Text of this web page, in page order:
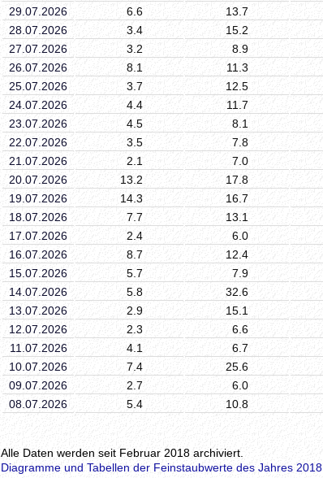
29.07.2026
6.6 13.7
28.07.2026
3.4 15.2
27.07.2026
3.2 8.9
26.07.2026
8.1 11.3
25.07.2026
3.7 12.5
24.07.2026
4.4 11.7
23.07.2026
4.5 8.1
22.07.2026
3.5 7.8
21.07.2026
2.1 7.0
20.07.2026
13.2 17.8
19.07.2026
14.3 16.7
18.07.2026
7.7 13.1
17.07.2026
2.4 6.0
16.07.2026
8.7 12.4
15.07.2026
5.7 7.9
14.07.2026
5.8 32.6
13.07.2026
2.9 15.1
12.07.2026
2.3 6.6
11.07.2026
4.1 6.7
10.07.2026
7.4 25.6
09.07.2026
2.7 6.0
08.07.2026
5.4 10.8
Alle Daten werden seit Februar 2018 archiviert.
Diagramme und Tabellen der Feinstaubwerte des Jahres 2018